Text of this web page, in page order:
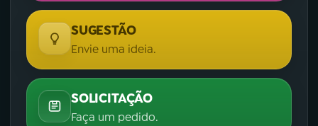
SUGESTÃO
Envie uma ideia.
SOLICITAÇÃO
Faça um pedido.